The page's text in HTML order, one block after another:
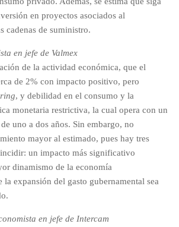
en proyectos asociados al
cadenas de suministro.
en jefe de Valmex
de la actividad económica, que el
de 2% con impacto positivo, pero
, y debilidad en el consumo y la
monetaria restrictiva, la cual opera con un
uno a dos años. Sin embargo, no
mayor al estimado, pues hay tres
un impacto más significativo
dinamismo de la economía
la expansión del gasto gubernamental sea
en jefe de Intercam